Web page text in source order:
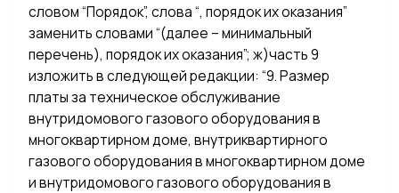
словом “Порядок”, слова “, порядок их оказания”
заменить словами “(далее – минимальный
перечень), порядок их оказания”; ж)часть 9
изложить в следующей редакции: “9. Размер
платы за техническое обслуживание
внутридомового газового оборудования в
многоквартирном доме, внутриквартирного
газового оборудования в многоквартирном доме
и внутридомового газового оборудования в